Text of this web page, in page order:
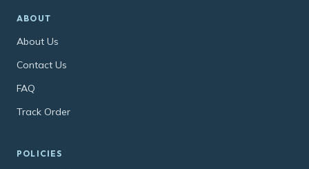
ABOUT
About Us
Contact Us
FAQ
Track Order
POLICIES